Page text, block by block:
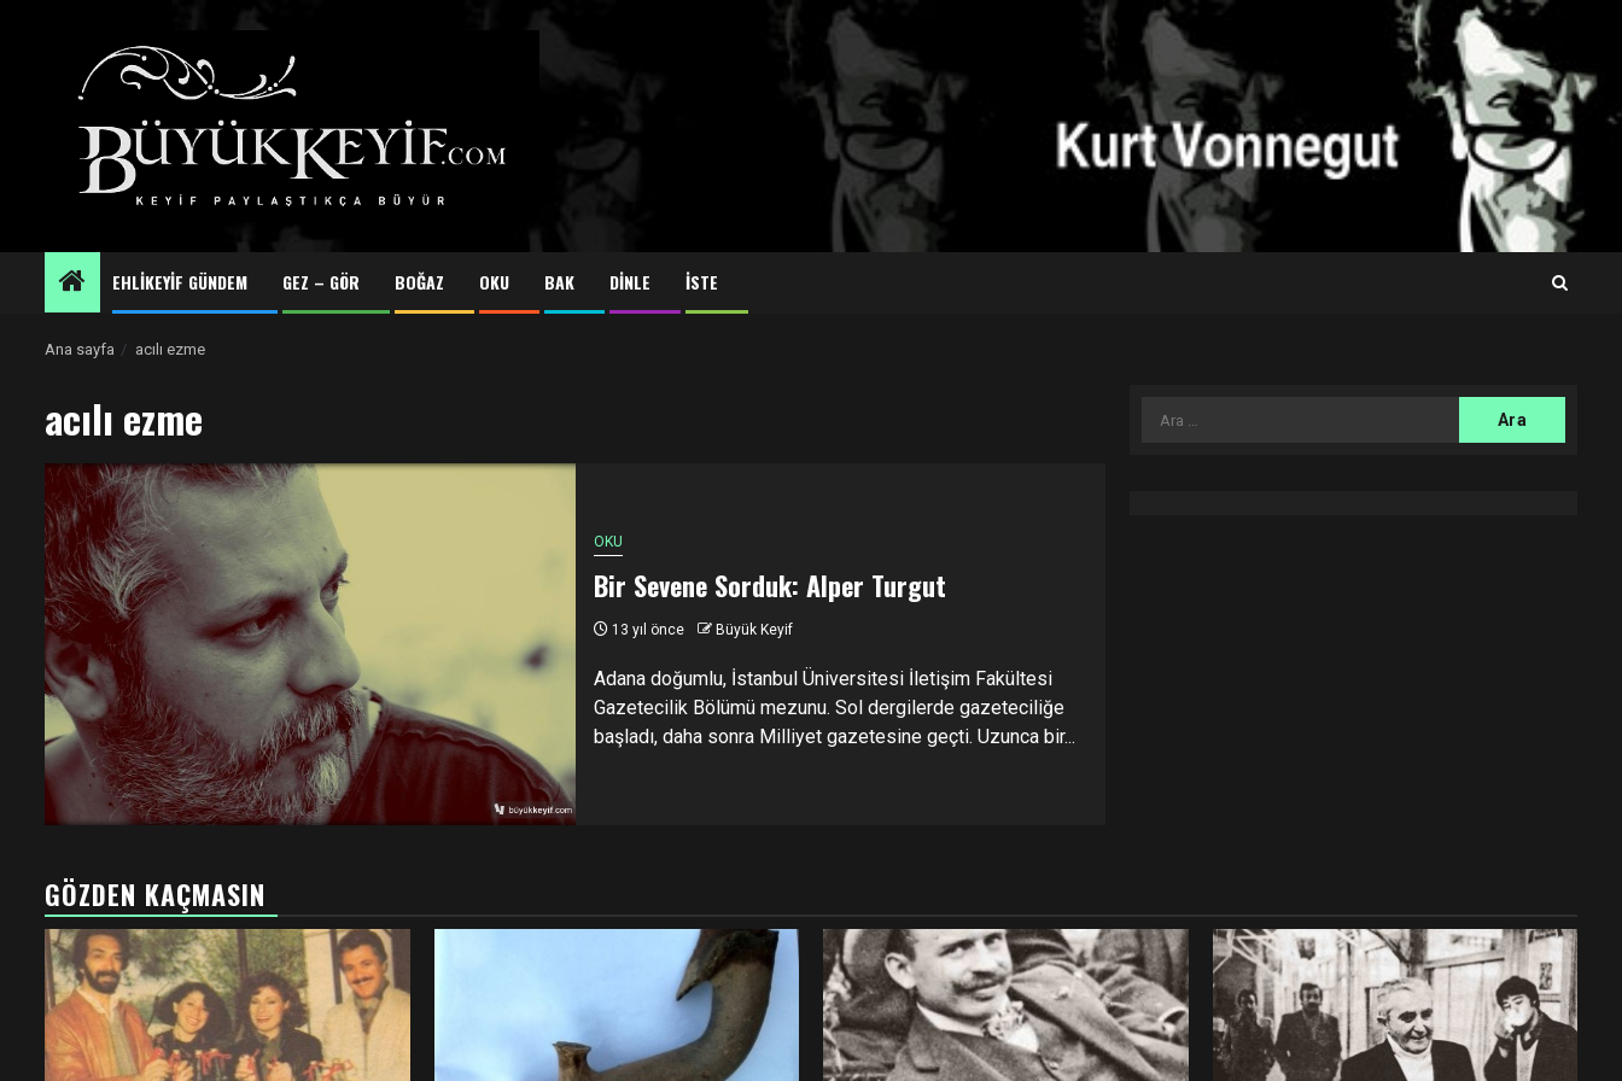
EHLİKEYİF GÜNDEM GEZ – GÖR BOĞAZ OKU BAK DİNLE İSTE
Ana sayfa acılı ezme
acılı ezme
OKU
Bir Sevene Sorduk: Alper Turgut
13 yıl önce Büyük Keyif
Adana doğumlu, İstanbul Üniversitesi İletişim Fakültesi
Gazetecilik Bölümü mezunu. Sol dergilerde gazeteciliğe
başladı, daha sonra Milliyet gazetesine geçti. Uzunca bir...
Arama:
GÖZDEN KAÇMASIN